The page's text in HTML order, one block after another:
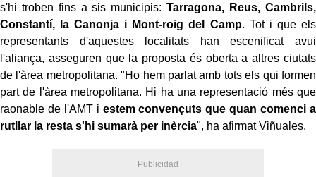
s'hi troben fins a sis municipis:Tarragona, Reus, Cambrils,
Constantí, la Canonja i Mont-roig del Camp. Tot i que els
representants d'aquestes localitats han escenificat avui
l'aliança, asseguren que la proposta és oberta a altres ciutats
de l'àrea metropolitana. "Ho hem parlat amb tots els qui formen
part de l'àrea metropolitana. Hi ha una representació més que
raonable de l'AMT i estem convençuts que quan comenci a
rutllar la resta s'hi sumarà per inèrcia", ha afirmat Viñuales.